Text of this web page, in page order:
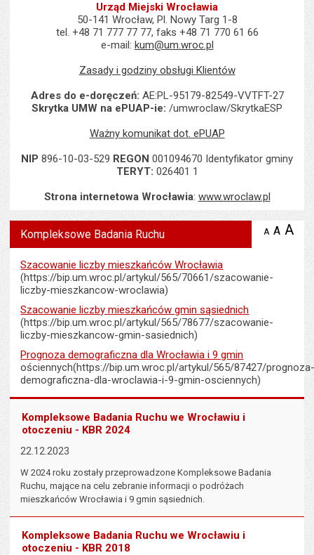
Urząd Miejski Wrocławia
50-141 Wrocław, Pl. Nowy Targ 1-8
tel. +48 71 777 77 77, faks +48 71 770 61 66
e-mail: kum@um.wroc.pl
Zasady i godziny obsługi Klientów
Adres do e-doręczeń: AE:PL-95179-82549-VVTFT-27
Skrytka UMW na ePUAP-ie: /umwroclaw/SkrytkaESP
Ważny komunikat dot. ePUAP
NIP 896-10-03-529 REGON 001094670 Identyfikator gminy
TERYT: 026401 1
Strona internetowa Wrocławia: www.wroclaw.pl
Kompleksowe Badania Ruchu A zmniejsz
A A
Szacowanie liczby mieszkańców Wrocławia
(https://bip.um.wroc.pl/artykul/565/70661/szacowanie-
liczby-mieszkancow-wroclawia)
Szacowanie liczby mieszkańców gmin sąsiednich
(https://bip.um.wroc.pl/artykul/565/78677/szacowanie-
liczby-mieszkancow-gmin-sasiednich)
Prognoza demograficzna dla Wrocławia i 9 gmin
ościennych(https://bip.um.wroc.pl/artykul/565/87427/
demograficzna-dla-wroclawia-i-9-gmin-osciennych)
Kompleksowe Badania Ruchu we Wrocławiu i
otoczeniu - KBR 2024
22.12.2023
W 2024 roku zostały przeprowadzone Kompleksowe Badania
Ruchu, mające na celu zebranie informacji o podróżach
mieszkańców Wrocławia i 9 gmin sąsiednich.
Kompleksowe Badania Ruchu we Wrocławiu i
otoczeniu - KBR 2018